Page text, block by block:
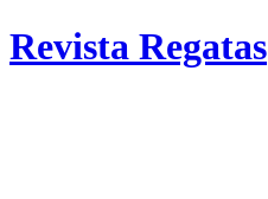
Revista Regatas